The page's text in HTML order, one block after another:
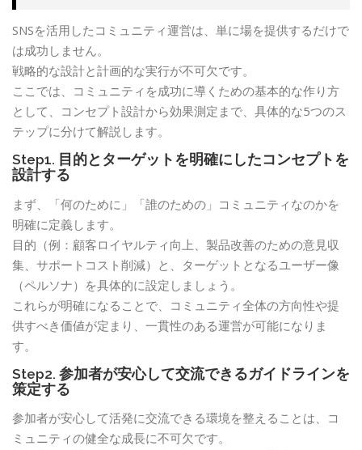
SNSを活用したコミュニティ運営は、単に場を提供するだけで
は成功しません。
戦略的な設計と計画的な実行が不可欠です。
ここでは、コミュニティを成功に導くための基本的な作り方
として、コンセプト設計から効果測定まで、具体的な5つのス
テップに分けて解説します。
Step1. 目的とターゲットを明確にしたコンセプトを
設計する
まず、「何のために」「誰のための」コミュニティなのかを
明確に定義します。
目的（例：顧客ロイヤルティ向上、製品改善のための意見収
集、サポートコスト削減）と、ターゲットとなるユーザー像
（ペルソナ）を具体的に設定しましょう。
これらが明確になることで、コミュニティ全体の方向性や提
供すべき価値が定まり、一貫性のある運営が可能になりま
す。
Step2. 参加者が安心して交流できるガイドラインを
策定する
参加者が安心して活発に交流できる環境を整えることは、コ
ミュニティの健全な成長に不可欠です。